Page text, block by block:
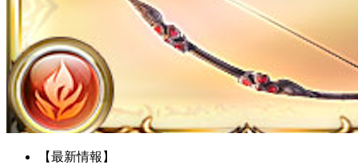
【最新情報】